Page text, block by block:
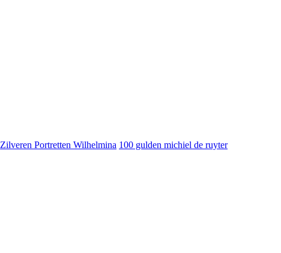
Zilveren Portretten Wilhelmina 100 gulden michiel de ruyter